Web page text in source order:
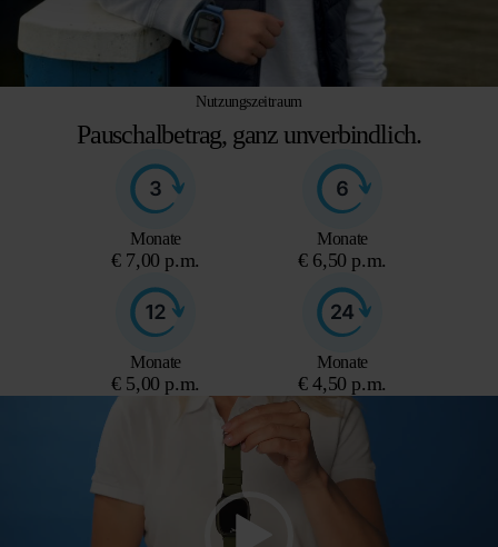
Nutzungszeitraum
Pauschalbetrag, ganz unverbindlich.
Monate
€ 7,00 p.m.
Monate
€ 6,50 p.m.
Monate
€ 5,00 p.m.
Monate
€ 4,50 p.m.